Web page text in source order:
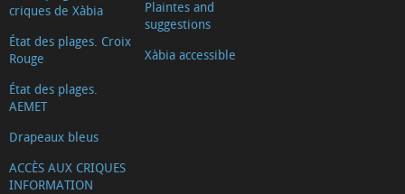
la
Nòria
Montgó
criques de Xàbia
État des plages. Croix
Rouge
État des plages.
AEMET
Drapeaux bleus
ACCÈS AUX CRIQUES
INFORMATION
Plaintes and
suggestions
Xàbia accessible